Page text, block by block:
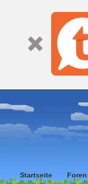
Startseite Foren